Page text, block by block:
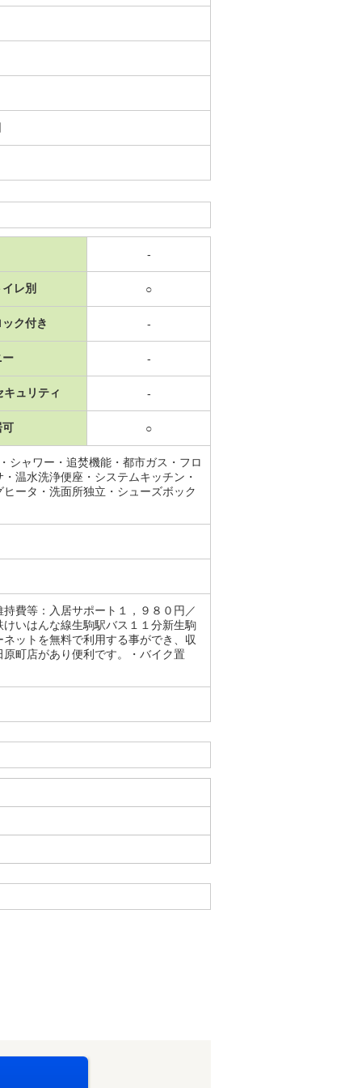
-
レ別 ○
ク付き -
ー -
キュリティ -
可 ○
シャワー・追焚機能・都市ガス・フロ
温水洗浄便座・システムキッチン・
ータ・洗面所独立・シューズボック
費等：入居サポート１，９８０円／
いはんな線生駒駅バス１１分新生駒
ットを無料で利用する事ができ、収
町店があり便利です。・バイク置